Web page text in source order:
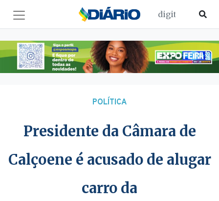
POLÍTICA
Presidente da Câmara de
Calçoene é acusado de alugar
carro da